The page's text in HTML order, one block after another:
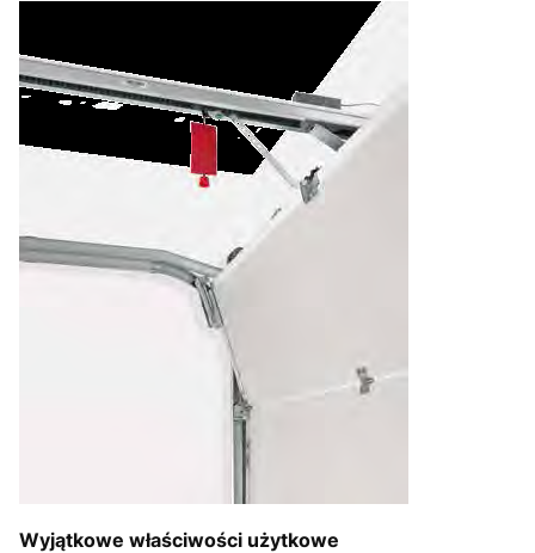
Wyjątkowe właściwości użytkowe